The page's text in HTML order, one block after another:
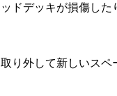
ドデッキが損傷し
り外して新しいス